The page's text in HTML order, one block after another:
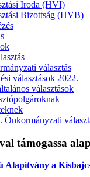
Iroda (HVI)
Bizottság (HVB)
választás
választások 2022.
választások
Önkormányzati
támogassa
Alapítvány a